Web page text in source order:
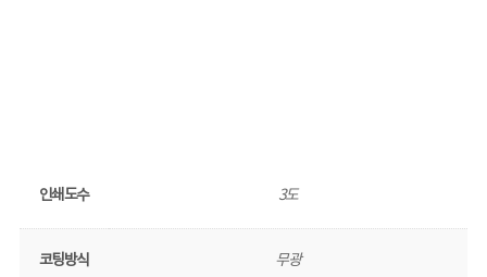
인쇄도수 3도
코팅방식 무광